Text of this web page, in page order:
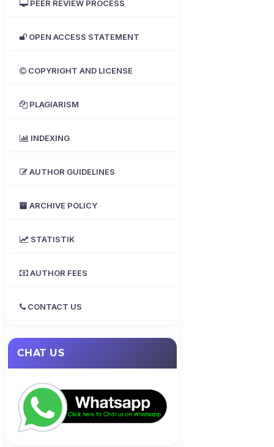
PEER REVIEW PROCESS
OPEN ACCESS STATEMENT
COPYRIGHT AND LICENSE
PLAGIARISM
INDEXING
AUTHOR GUIDELINES
ARCHIVE POLICY
STATISTIK
AUTHOR FEES
CONTACT US
CHAT US